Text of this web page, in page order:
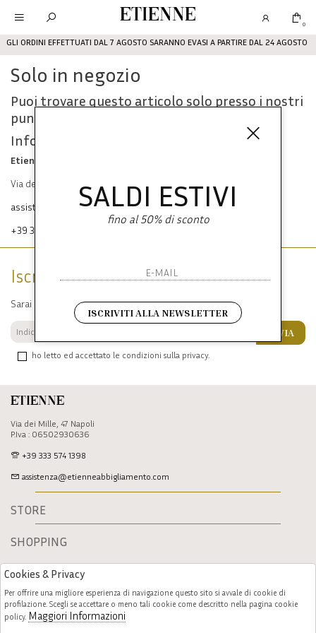
GLI ORDINI EFFETTUATI DAL 7 AGOSTO SARANNO EVASI A PARTIRE DAL 24 AGOSTO
Etienne 0
Solo in negozio
Puoi trovare questo articolo solo presso i nostri
punti vendita:
Info contatti
Etienne srl
Via dei Mille, 47 80121 Napoli
assistenza@etienneabbigliamento.com
+39 333 574 1398
Etienne
Via dei Mille, 47 Napoli
P.Iva : 06502930636
+39 333 574 1398
assistenza@etienneabbigliamento.com
STORE
SHOPPING
Iscriviti alla newsletter
Sarai sempre aggiornato su offerte e promozioni.
ho letto ed accettato le condizioni sulla privacy.
INVIA
SALDI ESTIVI
fino al 50% di sconto
ISCRIVITI ALLA NEWSLETTER
Cookies & Privacy
Per offrire una migliore esperienza di navigazione questo sito si avvale di cookie di
profilazione. Scegli se accettare o meno tali cookie come descritto nella pagina cookie
policy. Maggiori Informazioni